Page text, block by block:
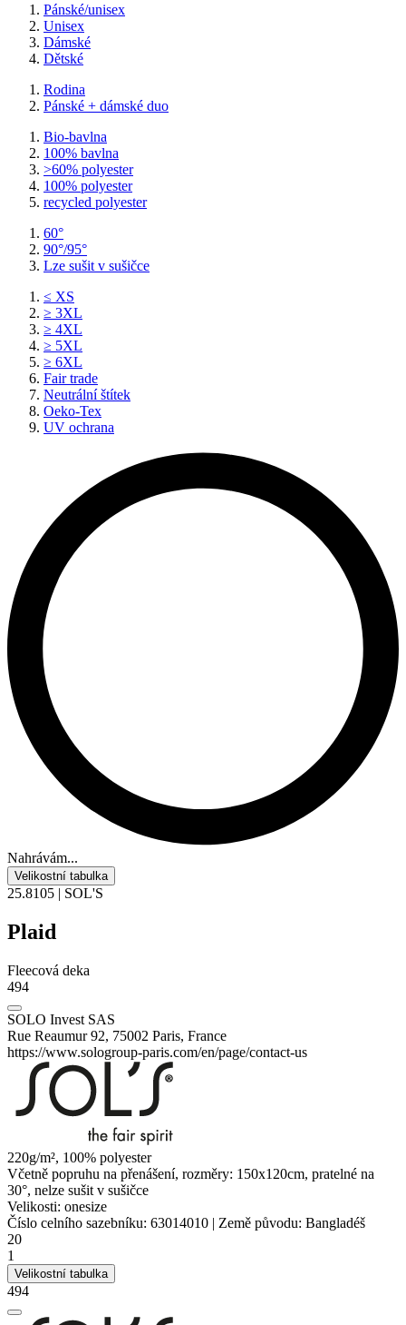
Pánské/unisex
Unisex
Dámské
Dětské
Rodina
Pánské + dámské duo
Bio-bavlna
100% bavlna
>60% polyester
100% polyester
recycled polyester
60°
90°/95°
Lze sušit v sušičce
≤ XS
≥ 3XL
≥ 4XL
≥ 5XL
≥ 6XL
Fair trade
Neutrální štítek
Oeko-Tex
UV ochrana
Nahrávám...
Velikostní tabulka
25.8105 | SOL'S
Plaid
Fleecová deka
494
SOLO Invest SAS
Rue Reaumur 92, 75002 Paris, France
https://www.sologroup-paris.com/en/page/contact-us
220g/m², 100% polyester
Včetně popruhu na přenášení, rozměry: 150x120cm, pratelné na
30°, nelze sušit v sušičce
Velikosti: onesize
Číslo celního sazebníku: 63014010 | Země původu: Bangladéš
20
1
Velikostní tabulka
494